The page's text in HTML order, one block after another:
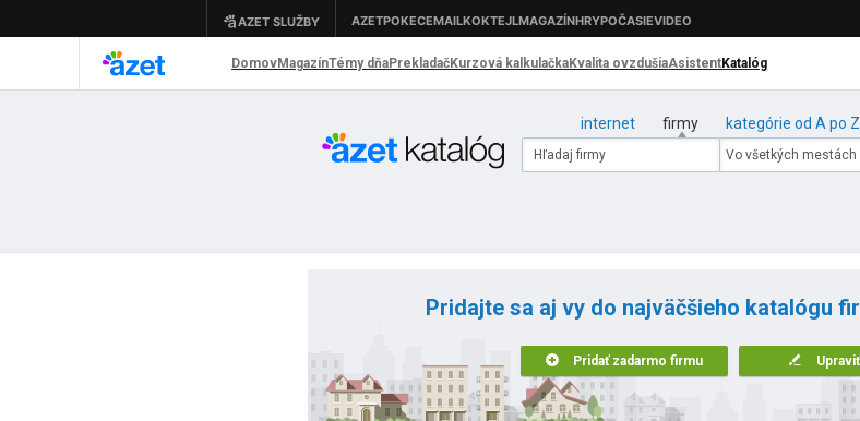
internet firmy kategórie od A po Z
Pridajte sa aj vy do najväčšieho katalógu
Pridať zadarmo firmu